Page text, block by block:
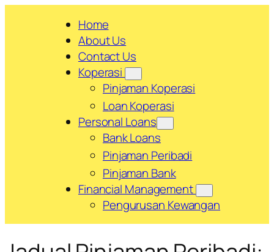
Home
About Us
Contact Us
Koperasi
Pinjaman Koperasi
Loan Koperasi
Personal Loans
Bank Loans
Pinjaman Peribadi
Pinjaman Bank
Financial Management
Pengurusan Kewangan